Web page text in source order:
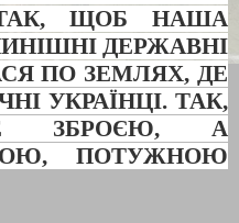
ЩОБ НАША
ДЕРЖАВНІ
ПО ЗЕМЛЯХ, ДЕ
УКРАЇНЦІ. ТАК,
ЗБРОЄЮ, А
ПОТУЖНОЮ